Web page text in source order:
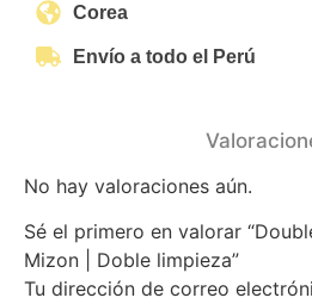
Corea
Envío a todo el Perú
No hay valoraciones aún.
Sé el primero en valorar
Mizon | Doble limpieza”
Tu dirección de correo